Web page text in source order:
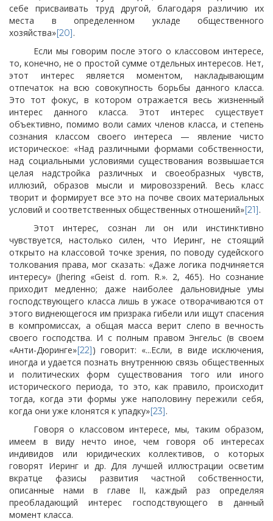
себе присваивать труд другой, благодаря различию их
места в определенном укладе общественного
хозяйства»[20].
Если мы говорим после этого о классовом интересе,
то, конечно, не о простой сумме отдельных интересов. Нет,
этот интерес является моментом, накладывающим
отпечаток на всю совокупность борьбы данного класса.
Это тот фокус, в котором отражается весь жизненный
интерес данного класса. Этот интерес существует
объективно, помимо воли самих членов класса, и степень
сознания классом своего интереса — явление чисто
историческое: «Над различными формами собственности,
над социальными условиями существования возвышается
целая надстройка различных и своеобразных чувств,
иллюзий, образов мысли и мировоззрений. Весь класс
творит и формирует все это на почве своих материальных
условий и соответственных общественных отношений»[21].
Этот интерес, сознан ли он или инстинктивно
чувствуется, настолько силен, что Иеринг, не стоящий
открыто на классовой точке зрения, по поводу судейского
толкования права, мог сказать: «Даже логика подчиняется
интересу» (Jhering «Geist d. rom. R.». 2, 465). Но сознание
приходит медленно; даже наиболее дальновидные умы
господствующего класса лишь в ужасе отворачиваются от
этого виднеющегося им призракагибели или ищут спасения
в компромиссах, а общая масса верит слепо в вечность
своего господства. И с полным правом Энгельс (в своем
«Анти-Дюринге»[22]) говорит: «...Если, в виде исключения,
иногда и удается познать внутреннюю связь общественных
и политических форм существования того или иного
исторического периода, то это, как правило, происходит
тогда, когда эти формы уже наполовину пережили себя,
когда они уже клонятся к упадку»[23].
Говоря о классовом интересе, мы, таким образом,
имеем в виду нечто иное, чем говоря об интересах
индивидов или юридических коллективов, о которых
говорят Иеринг и др. Для лучшей иллюстрации осветим
вкратце фазисы развития частной собственности,
описанные нами в главе II, каждый раз определяя
преобладающий интерес господствующего в данный
момент класса.